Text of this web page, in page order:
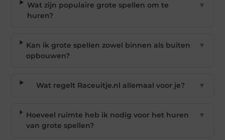
Wat zijn populaire grote spellen om te
huren?
▼
Kan ik grote spellen zowel binnen als buiten
opbouwen?
▼
Wat regelt Raceuitje.nl allemaal voor je? ▼
Hoeveel ruimte heb ik nodig voor het huren
van grote spellen?
▼